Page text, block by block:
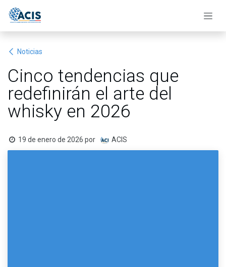
Noticias
Cinco tendencias que
redefinirán el arte del
whisky en 2026
19 de enero de 2026 por ACIS